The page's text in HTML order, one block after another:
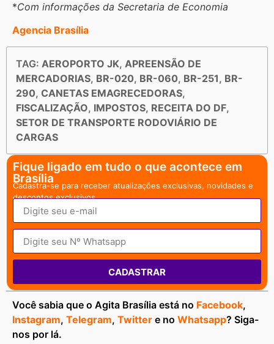
*Com informações da Secretaria de Economia
Agencia Brasília
TAG: AEROPORTO JK, APREENSÃO DE
MERCADORIAS, BR-020, BR-060, BR-251, BR-
290, CANETAS EMAGRECEDORAS,
FISCALIZAÇÃO, IMPOSTOS, RECEITA DO DF,
SETOR DE TRANSPORTE RODOVIÁRIO DE
CARGAS
Fique ligado em tudo o que acontece em
Brasília
Cadastra-se para receber atualizações exclusivas, novidades e
descontos exclusivos.
CADASTRAR
Você sabia que o Agita Brasília está no Facebook,
Instagram, Telegram, Twitter e no Whatsapp? Siga-
nos por lá.